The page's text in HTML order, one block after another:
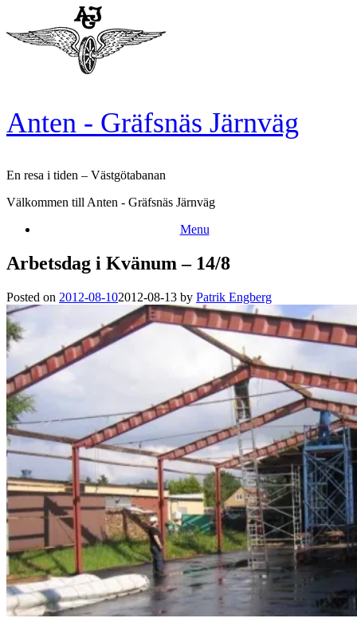
content
Anten - Gräfsnäs Järnväg
En resa i tiden – Västgötabanan
Välkommen till Anten - Gräfsnäs Järnväg
Menu
Arbetsdag i Kvänum – 14/8
Posted on 2012-08-102012-08-13 by Patrik Engberg